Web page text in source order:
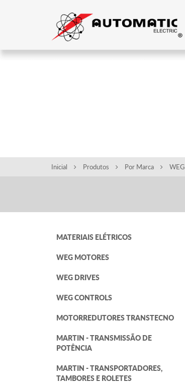
Inicial Produtos Por Marca WEG
MATERIAIS ELÉTRICOS
WEG MOTORES
WEG DRIVES
WEG CONTROLS
MOTORREDUTORES TRANSTECNO
MARTIN - TRANSMISSÃO DE
POTÊNCIA
MARTIN - TRANSPORTADORES,
TAMBORES E ROLETES